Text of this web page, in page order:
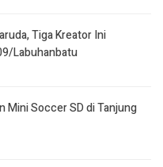
Tiga Kreator Ini
Labuhanbatu
Mini Soccer SD di Tanjung